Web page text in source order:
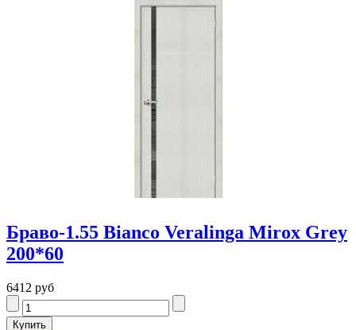
Браво-1.55 Bianco Veralinga Mirox Grey
200*60
6412 руб